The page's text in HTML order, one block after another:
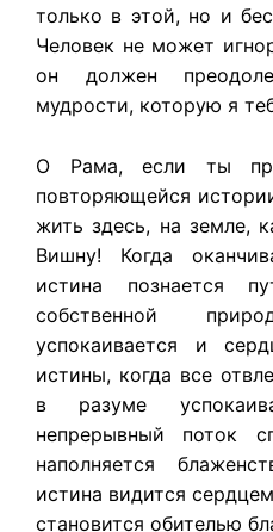
только в этой, но и
Человек не может
он должен
мудрости, которую я
О Рама, если ты
повторяющейся
жить здесь, на земле,
Вишну! Когда
истина познается
собственной
успокаивается и
истины, когда все
в разуме
непрерывный поток
наполняется
истина видится
становится обителью